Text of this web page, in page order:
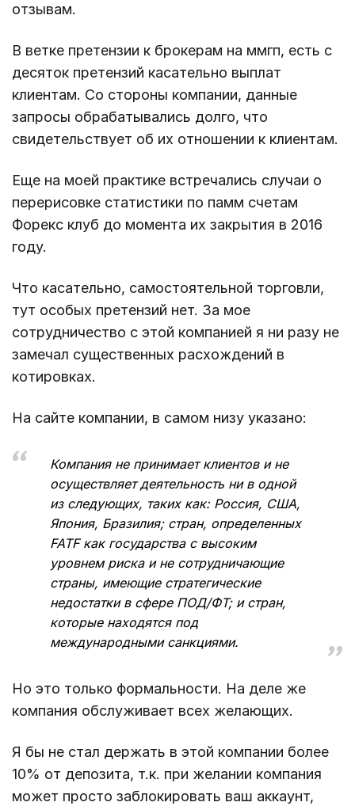
отзывам.
В ветке претензии к брокерам на ммгп, есть с
десяток претензий касательно выплат
клиентам. Со стороны компании, данные
запросы обрабатывались долго, что
свидетельствует об их отношении к клиентам.
Еще на моей практике встречались случаи о
перерисовке статистики по памм счетам
Форекс клуб до момента их закрытия в 2016
году.
Что касательно, самостоятельной торговли,
тут особых претензий нет. За мое
сотрудничество с этой компанией я ни разу не
замечал существенных расхождений в
котировках.
На сайте компании, в самом низу указано:
Компания не принимает клиентов и не
осуществляет деятельность ни в одной
из следующих, таких как: Россия, США,
Япония, Бразилия; стран, определенных
FATF как государства с высоким
уровнем риска и не сотрудничающие
страны, имеющие стратегические
недостатки в сфере ПОД/ФТ; и стран,
которые находятся под
международными санкциями.
Но это только формальности. На деле же
компания обслуживает всех желающих.
Я бы не стал держать в этой компании более
10% от депозита, т.к. при желании компания
может просто заблокировать ваш аккаунт,